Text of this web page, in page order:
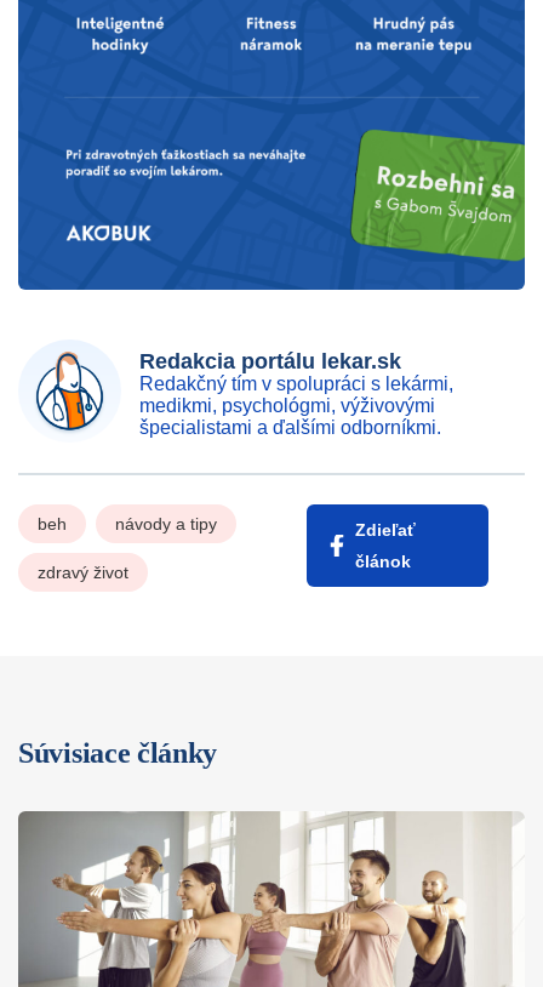
Redakcia portálu lekar.sk
Redakčný tím v spolupráci s lekármi,
medikmi, psychológmi, výživovými
špecialistami a ďalšími odborníkmi.
beh návody a tipy
zdravý život
Zdieľať
článok
Súvisiace články